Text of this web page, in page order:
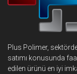
Plus Polimer,
satımı konusunda
edilen ürünü en iyi